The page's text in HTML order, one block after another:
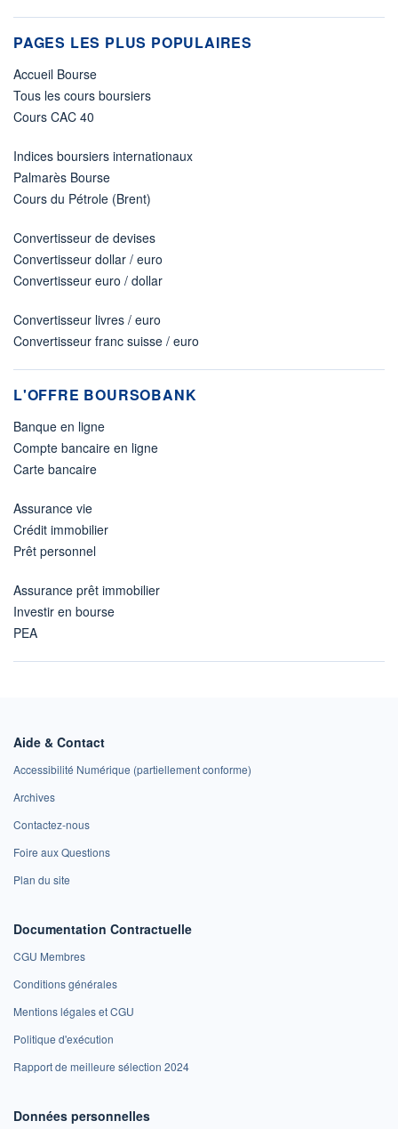
PAGES LES PLUS POPULAIRES
Accueil Bourse
Tous les cours boursiers
Cours CAC 40
Indices boursiers internationaux
Palmarès Bourse
Cours du Pétrole (Brent)
Convertisseur de devises
Convertisseur dollar / euro
Convertisseur euro / dollar
Convertisseur livres / euro
Convertisseur franc suisse / euro
L'OFFRE BOURSOBANK
Banque en ligne
Compte bancaire en ligne
Carte bancaire
Assurance vie
Crédit immobilier
Prêt personnel
Assurance prêt immobilier
Investir en bourse
PEA
Aide & Contact
Accessibilité Numérique (partiellement conforme)
Archives
Contactez-nous
Foire aux Questions
Plan du site
Documentation Contractuelle
CGU Membres
Conditions générales
Mentions légales et CGU
Politique d'exécution
Rapport de meilleure sélection 2024
Données personnelles